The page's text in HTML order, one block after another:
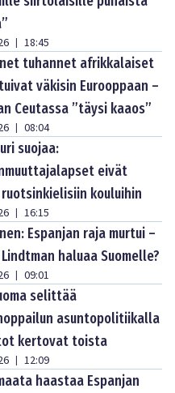
| 18:45
tuhannet afrikkalaiset
väkisin Eurooppaan –
Ceutassa ”täysi kaaos”
| 08:04
suojaa:
eivät
kouluihin
| 16:15
Espanjan raja murtui –
haluaa Suomelle?
| 09:01
selittää
asuntopolitiikalla
kertovat toista
| 12:09
haastaa Espanjan